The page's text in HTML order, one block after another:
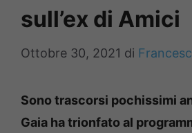
sull’ex di Amici
Ottobre 30, 2021 di
Sono trascorsi pochissimi
Gaia ha trionfato al